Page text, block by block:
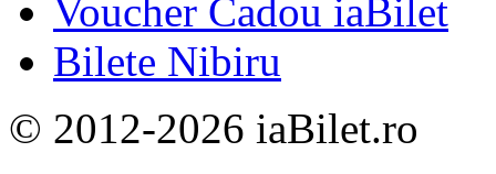
Voucher Cadou iaBilet
Bilete Nibiru
© 2012-2026 iaBilet.ro